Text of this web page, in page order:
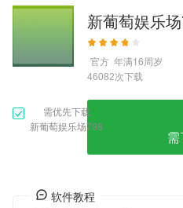
问答
新葡萄娱乐
官方 年满16周岁
46082次下载
需优先下载
新葡萄娱乐场798
软件教程